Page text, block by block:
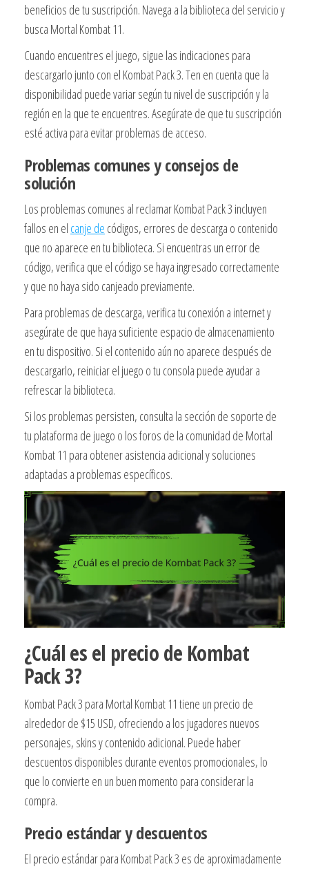
beneficios de tu suscripción. Navega a la biblioteca del servicio y
busca Mortal Kombat 11.
Cuando encuentres el juego, sigue las indicaciones para
descargarlo junto con el Kombat Pack 3. Ten en cuenta que la
disponibilidad puede variar según tu nivel de suscripción y la
región en la que te encuentres. Asegúrate de que tu suscripción
esté activa para evitar problemas de acceso.
Problemas comunes y consejos de
solución
Los problemas comunes al reclamar Kombat Pack 3 incluyen
fallos en el canje de códigos, errores de descarga o contenido
que no aparece en tu biblioteca. Si encuentras un error de
código, verifica que el código se haya ingresado correctamente
y que no haya sido canjeado previamente.
Para problemas de descarga, verifica tu conexión a internet y
asegúrate de que haya suficiente espacio de almacenamiento
en tu dispositivo. Si el contenido aún no aparece después de
descargarlo, reiniciar el juego o tu consola puede ayudar a
refrescar la biblioteca.
Si los problemas persisten, consulta la sección de soporte de
tu plataforma de juego o los foros de la comunidad de Mortal
Kombat 11 para obtener asistencia adicional y soluciones
adaptadas a problemas específicos.
¿Cuál es el precio de Kombat
Pack 3?
Kombat Pack 3 para Mortal Kombat 11 tiene un precio de
alrededor de $15 USD, ofreciendo a los jugadores nuevos
personajes, skins y contenido adicional. Puede haber
descuentos disponibles durante eventos promocionales, lo
que lo convierte en un buen momento para considerar la
compra.
Precio estándar y descuentos
El precio estándar para Kombat Pack 3 es de aproximadamente